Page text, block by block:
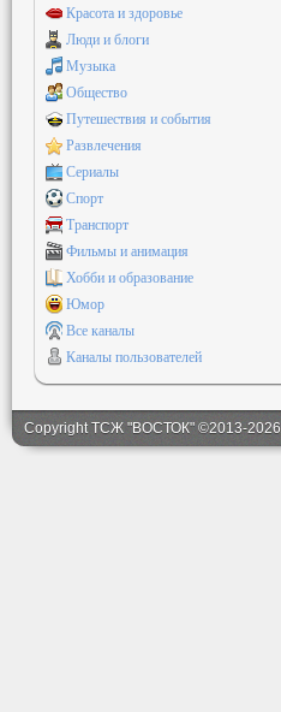
Красота и здоровье
Люди и блоги
Музыка
Общество
Путешествия и события
Развлечения
Сериалы
Спорт
Транспорт
Фильмы и анимация
Хобби и образование
Юмор
Все каналы
Каналы пользователей
Copyright ТСЖ "ВОСТОК" ©2013-2026